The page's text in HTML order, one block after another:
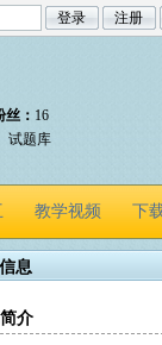
丝： 16
试题库
教学视频 下
息
介